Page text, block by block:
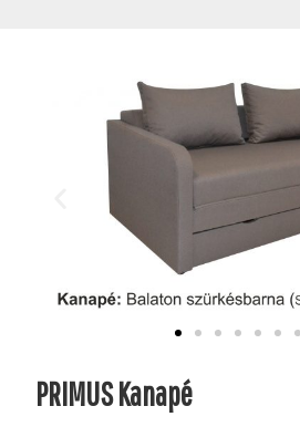
PRIMUS Kanapé